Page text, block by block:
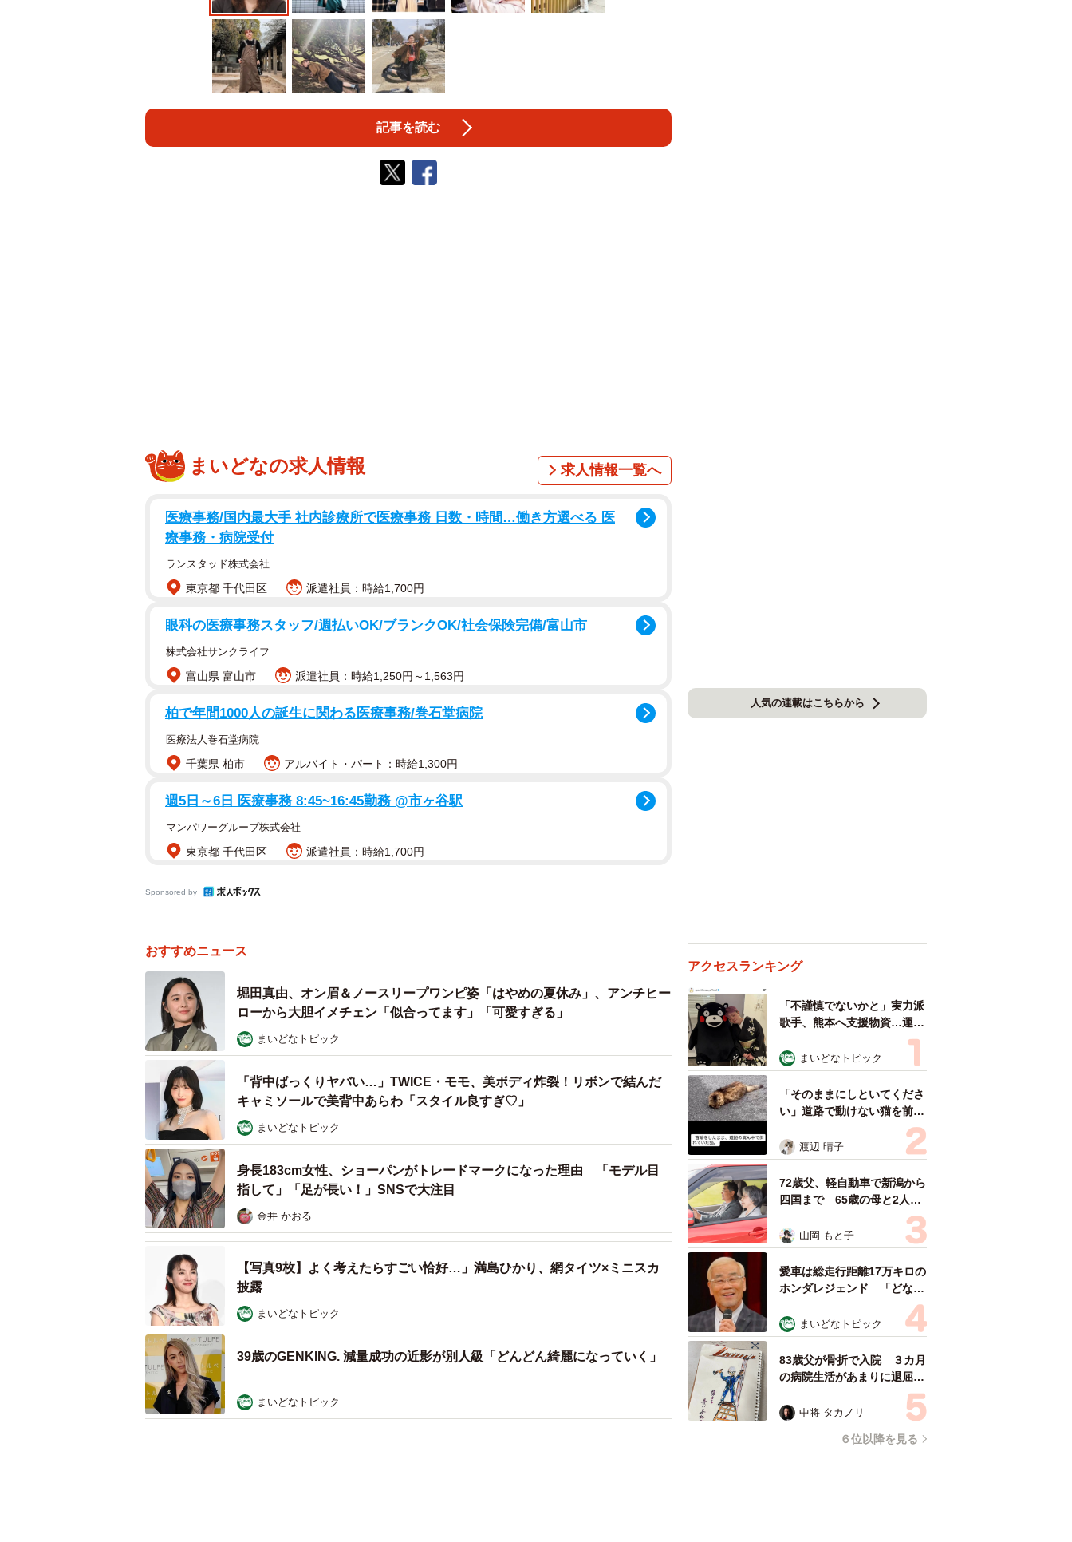
記事を読む
まいどなの求人情報 求人情報一覧へ
医療事務/国内最大手 社内診療所で医療事務 日数・時間…働き方選べる 医
療事務・病院受付
ランスタッド株式会社
東京都 千代田区 派遣社員：時給1,700円
眼科の医療事務スタッフ/週払いOK/ブランクOK/社会保険完備/富山市
株式会社サンクライフ
富山県 富山市 派遣社員：時給1,250円～1,563円
柏で年間1000⼈の誕⽣に関わる医療事務/巻⽯堂病院
医療法人巻石堂病院
千葉県 柏市 アルバイト・パート：時給1,300円
週5日～6日 医療事務 8:45~16:45勤務 @市ヶ谷駅
マンパワーグループ株式会社
東京都 千代田区 派遣社員：時給1,700円
Sponsored by
おすすめニュース
堀田真由、オン眉＆ノースリープワンピ姿「はやめの夏休み」、アンチヒー
ローから大胆イメチェン「似合ってます」「可愛すぎる」
まいどなトピック
「背中ばっくりヤバい…」TWICE・モモ、美ボディ炸裂！リボンで結んだ
キャミソールで美背中あらわ「スタイル良すぎ♡」
まいどなトピック
身長183cm女性、ショーパンがトレードマークになった理由 「モデル目
指して」「足が長い！」SNSで大注目
金井 かおる
【写真9枚】よく考えたらすごい恰好…」満島ひかり、網タイツ×ミニスカ
披露
まいどなトピック
39歳のGENKING. 減量成功の近影が別人級「どんどん綺麗になっていく」
まいどなトピック
人気の連載はこちらから
アクセスランキング
「不謹慎でないかと」実力派
歌手、熊本へ支援物資…運搬
トラックの車体デザインにた
めらい 「痛いほど伝わる」
「行動され立派」
まいどなトピック
「そのままにしといてくださ
い」道路で動けない猫を前に
返された一言… 懸命に生き
ようとした4日間 「命の重
さはみんな同じ」保護団体代
表の訴え
渡辺 晴子
72歳父、軽自動車で新潟から
四国まで 65歳の母と2人で
3泊4日の旅 パーキングの休
憩まで分刻み… 「大学生で
も組まねえよ！」
山岡 もと子
愛車は総走行距離17万キロの
ホンダレジェンド 「どなた
か欲しい方が居たら」 大御
所漫才師が譲渡の意向
まいどなトピック
83歳父が骨折で入院 ３カ月
の病院生活があまりに退屈で
「画用紙と色鉛筆持ってこ
い！」→スケッチブックを見
た家族が仰天「これ、売れま
中将 タカノリ
６位以降を見る